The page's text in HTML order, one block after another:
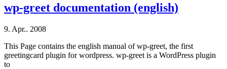
wp-greet documentation (english)
9. Apr.. 2008
This Page contains the english manual of wp-greet, the first
greetingcard plugin for wordpress. wp-greet is a WordPress plugin
to